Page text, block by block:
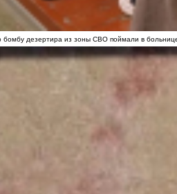
бомбу дезертира из зоны СВО поймали в